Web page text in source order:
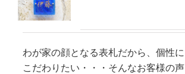
わが家の顔となる表札だから、個性に
こだわりたい・・・そんなお客様の声